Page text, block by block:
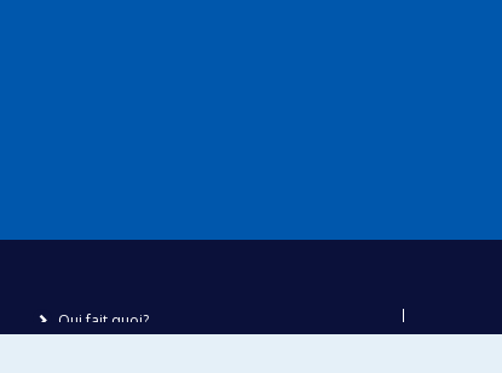
Qui fait quoi?